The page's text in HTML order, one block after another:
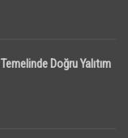
Doğru Yalıtım